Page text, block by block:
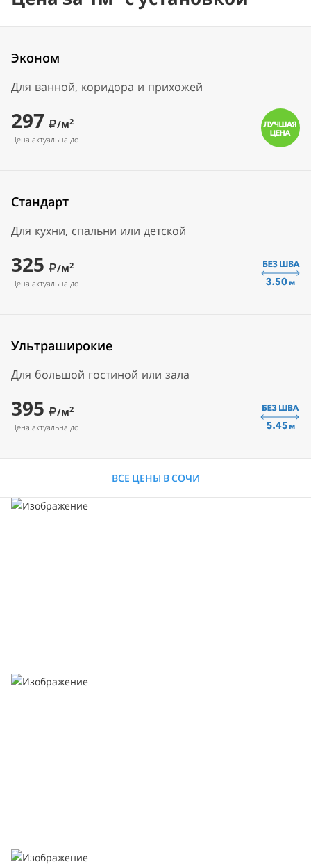
Эконом
Для ванной, коридора и прихожей
297 /м2
Цена актуальна до
Стандарт
Для кухни, спальни или детской
325 /м2
Цена актуальна до
Ультраширокие
Для большой гостиной или зала
395 /м2
Цена актуальна до
ВСЕ ЦЕНЫ В СОЧИ